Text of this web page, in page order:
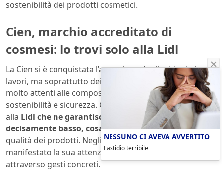
sostenibilità dei prodotti cosmetici.
Cien, marchio accreditato di
cosmesi: lo trovi solo alla Lidl
La Cien si è conquistata l’attenzione degli addetti ai
lavori, ma soprattutto dei consumatori che oggi sono
molto attenti alle composizione e al rispetto della
sostenibilità e sicurezza. Gli articoli sono venduti solo
alla Lidl che ne garantisce un prezzo competitivo e
decisamente basso, cosa che non pregiudicala
qualità dei prodotti. Negli ultimi anni Lidl ha anche
manifestato la sua attenzione ai valori della sostenibilità
attraverso gesti concreti.
NESSUNO CI AVEVA AVVERTITO
Fastidio terribile